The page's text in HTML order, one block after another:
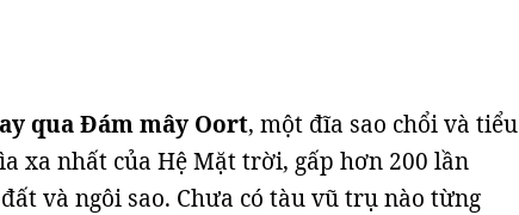
qua Đám mây Oort, một đĩa sao chổi và tiểu
xa nhất của Hệ Mặt trời, gấp hơn 200 lần
và ngôi sao. Chưa có tàu vũ trụ nào từng